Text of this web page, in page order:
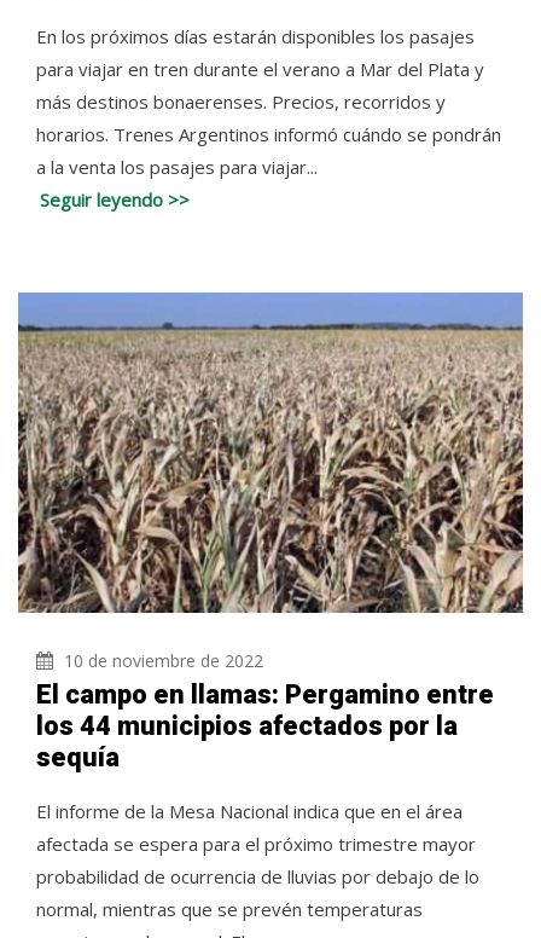
En los próximos días estarán disponibles los pasajes
para viajar en tren durante el verano a Mar del Plata y
más destinos bonaerenses. Precios, recorridos y
horarios. Trenes Argentinos informó cuándo se pondrán
a la venta los pasajes para viajar...
Seguir leyendo >>
10 de noviembre de 2022
El campo en llamas: Pergamino entre
los 44 municipios afectados por la
sequía
El informe de la Mesa Nacional indica que en el área
afectada se espera para el próximo trimestre mayor
probabilidad de ocurrencia de lluvias por debajo de lo
normal, mientras que se prevén temperaturas